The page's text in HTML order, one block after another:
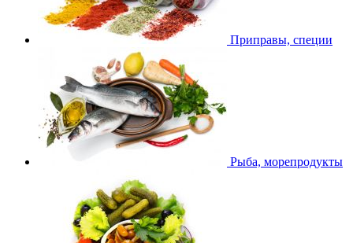
Приправы, специи
Рыба, морепродукты